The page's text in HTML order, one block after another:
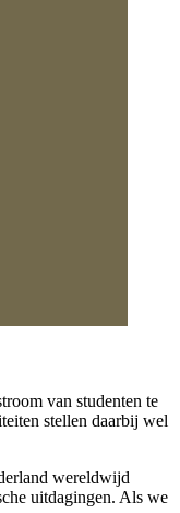
van studenten te
stellen daarbij wel
wereldwijd
uitdagingen. Als we